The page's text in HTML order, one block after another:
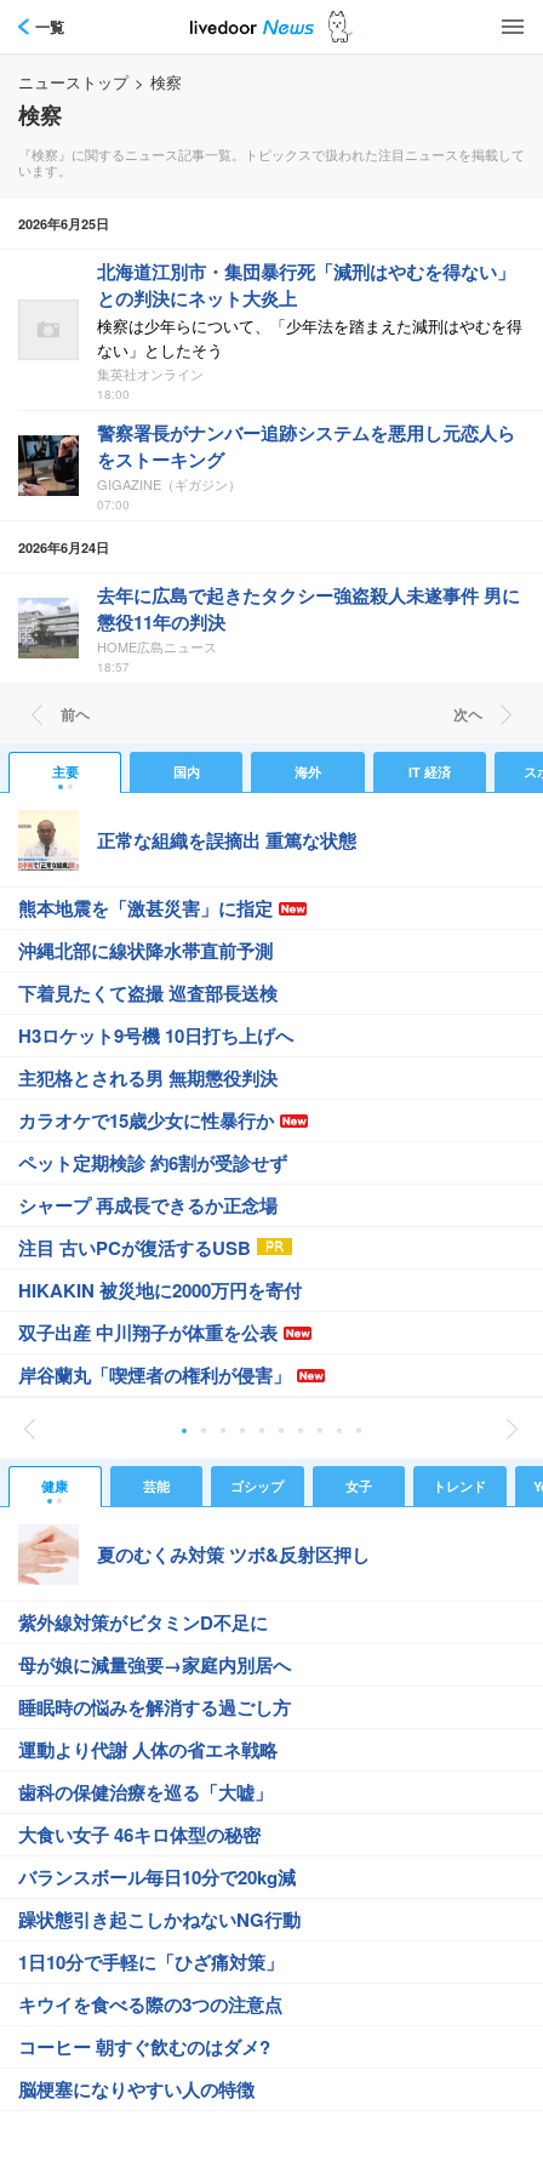
一覧
ニューストップ > 検察
検察
『検察』に関するニュース記事一覧。トピックスで扱われた注目ニュースを掲載して
います。
2026年6月25日
北海道江別市・集団暴行死「減刑はやむを得ない」
との判決にネット大炎上
検察は少年らについて、「少年法を踏まえた減刑はやむを得
ない」としたそう
集英社オンライン
18:00
警察署長がナンバー追跡システムを悪用し元恋人ら
をストーキング
GIGAZINE（ギガジン）
07:00
2026年6月24日
去年に広島で起きたタクシー強盗殺人未遂事件 男に
懲役11年の判決
HOME広島ニュース
18:57
前ヘ 次ヘ
主要 国内 海外 IT 経済 ス
正常な組織を誤摘出 重篤な状態
熊本地震を「激甚災害」に指定
沖縄北部に線状降水帯直前予測
下着見たくて盗撮 巡査部長送検
H3ロケット9号機 10日打ち上げへ
主犯格とされる男 無期懲役判決
カラオケで15歳少女に性暴行か
ペット定期検診 約6割が受診せず
シャープ 再成長できるか正念場
注目 古いPCが復活するUSB
HIKAKIN 被災地に2000万円を寄付
双子出産 中川翔子が体重を公表
岸谷蘭丸「喫煙者の権利が侵害」
健康 芸能 ゴシップ 女子 トレンド
夏のむくみ対策 ツボ&反射区押し
紫外線対策がビタミンD不足に
母が娘に減量強要→家庭内別居へ
睡眠時の悩みを解消する過ごし方
運動より代謝 人体の省エネ戦略
歯科の保健治療を巡る「大嘘」
大食い女子 46キロ体型の秘密
バランスボール毎日10分で20kg減
躁状態引き起こしかねないNG行動
1日10分で手軽に「ひざ痛対策」
キウイを食べる際の3つの注意点
コーヒー 朝すぐ飲むのはダメ?
脳梗塞になりやすい人の特徴